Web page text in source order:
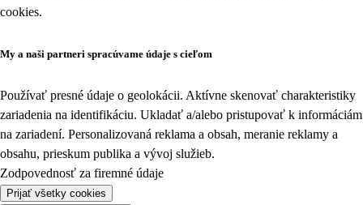
cookies.
My a naši partneri spracúvame údaje s cieľom
Používať presné údaje o geolokácii. Aktívne skenovať charakteristiky
zariadenia na identifikáciu. Ukladať a/alebo pristupovať k informáciám
na zariadení. Personalizovaná reklama a obsah, meranie reklamy a
obsahu, prieskum publika a vývoj služieb.
Zodpovednosť za firemné údaje
Prijať všetky cookies